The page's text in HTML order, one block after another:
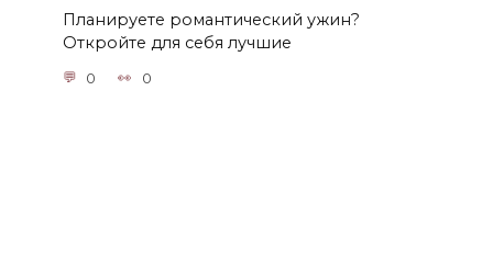
Планируете романтический ужин?
Откройте для себя лучшие
0 0